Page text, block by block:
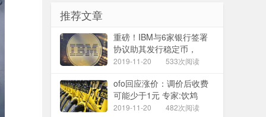
推荐文章
重磅！IBM与6家银行签署
协议助其发行稳定币，
2019-11-20 533次阅读
ofo回应涨价：调价后收费
可能少于1元 专家:饮鸩
2019-11-20 482次阅读